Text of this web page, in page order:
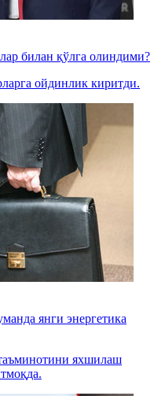
билан қўлга олиндими?
ойдинлик киритди.
янги энергетика
яхшилаш